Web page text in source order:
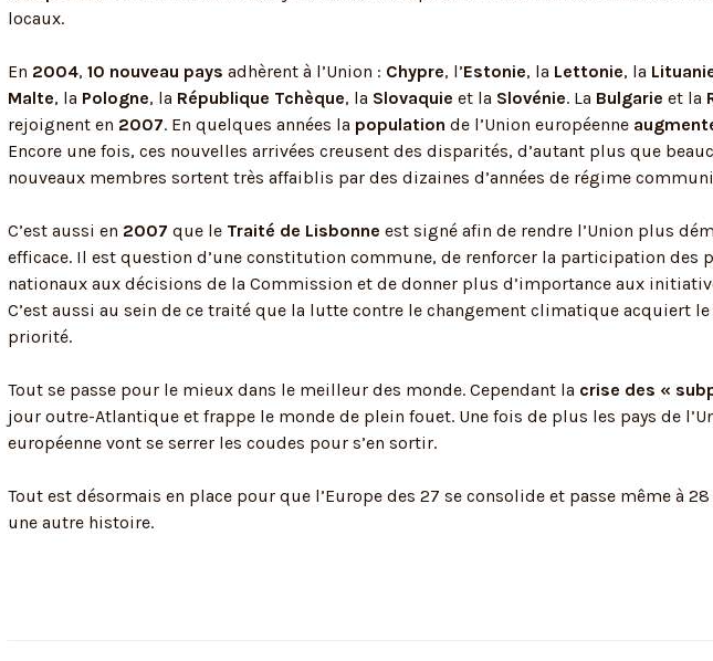
locaux.
En 2004, 10 nouveau pays adhèrent à l’Union : Chypre, l’Estonie, la Lettonie, la
Malte, la Pologne, la République Tchèque, la Slovaquie et la Slovénie. La Bulgarie et la
rejoignent en 2007. En quelques années la population de l’Union européenne
Encore une fois, ces nouvelles arrivées creusent des disparités, d’autant plus que
nouveaux membres sortent très affaiblis par des dizaines d’années de régime
C’est aussi en 2007 que le Traité de Lisbonne est signé afin de rendre l’Union plus
efficace. Il est question d’une constitution commune, de renforcer la participation des
nationaux aux décisions de la Commission et de donner plus d’importance aux
C’est aussi au sein de ce traité que la lutte contre le changement climatique acquiert
priorité.
Tout se passe pour le mieux dans le meilleur des monde. Cependant la crise des «
jour outre-Atlantique et frappe le monde de plein fouet. Une fois de plus les pays de
européenne vont se serrer les coudes pour s’en sortir.
Tout est désormais en place pour que l’Europe des 27 se consolide et passe même à 28
une autre histoire.